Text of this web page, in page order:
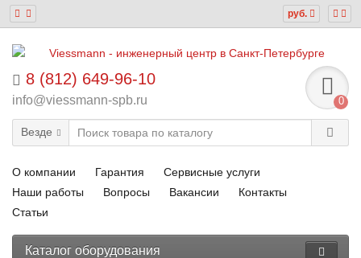
руб.
8 (812) 649-96-10
info@viessmann-spb.ru 0
Везде
О компании Гарантия
Сервисные услуги
Наши работы
Вопросы Вакансии
Контакты
Статьи
Каталог оборудования